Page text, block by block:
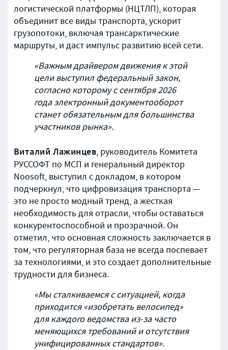
логистической платформы (НЦТЛП), которая
объединит все виды транспорта, ускорит
грузопотоки, включая трансарктические
маршруты, и даст импульс развитию всей сети.
«Важным драйвером движения к этой
цели выступил федеральный закон,
согласно которому с сентября 2026
года электронный документооборот
станет обязательным для большинства
участников рынка».
Виталий Лажинцев, руководитель Комитета
РУССОФТ по МСП и генеральный директор
Noosoft, выступил с докладом, в котором
подчеркнул, что цифровизация транспорта —
это не просто модный тренд, а жесткая
необходимость для отрасли, чтобы оставаться
конкурентоспособной и прозрачной. Он
отметил, что основная сложность заключается в
том, что регуляторная база не всегда поспевает
за технологиями, и это создает дополнительные
трудности для бизнеса.
«Мы сталкиваемся с ситуацией, когда
приходится «изобретать велосипед»
для каждого ведомства из-за часто
меняющихся требований и отсутствия
унифицированных стандартов».